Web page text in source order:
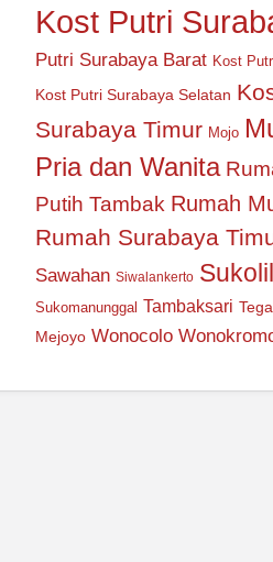
Kost Putri
Putri Surabaya Barat Kost
Kost Putri Surabaya Selatan
Surabaya Timur Mojo
Pria dan Wanita
Putih Tambak Rumah
Rumah Surabaya
Sawahan Siwalankerto
Sukomanunggal Tambaksari
Mejoyo Wonocolo